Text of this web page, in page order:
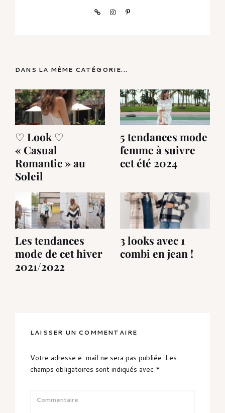
DANS LA MÊME CATÉGORIE...
♡ Look ♡
« Casual
Romantic » au
Soleil
5 tendances mode
femme à suivre
cet été 2024
Les tendances
mode de cet hiver
2021/2022
3 looks avec 1
combi en jean !
LAISSER UN COMMENTAIRE
Votre adresse e-mail ne sera pas publiée. Les
champs obligatoires sont indiqués avec *